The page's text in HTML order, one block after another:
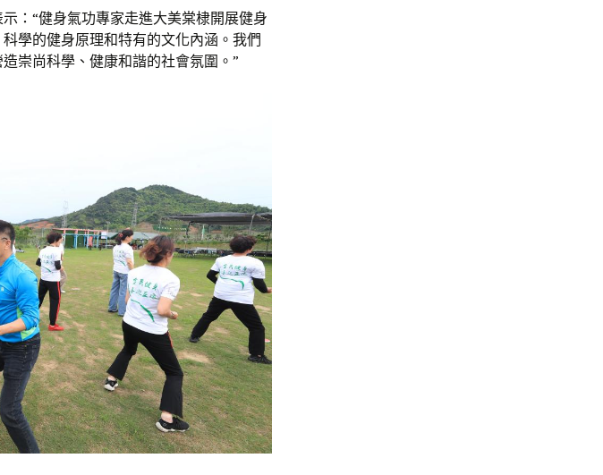
：“健身氣功專家走進大美棠棣開展健身
學的健身原理和特有的文化內涵。我們
崇尚科學、健康和諧的社會氛圍。”